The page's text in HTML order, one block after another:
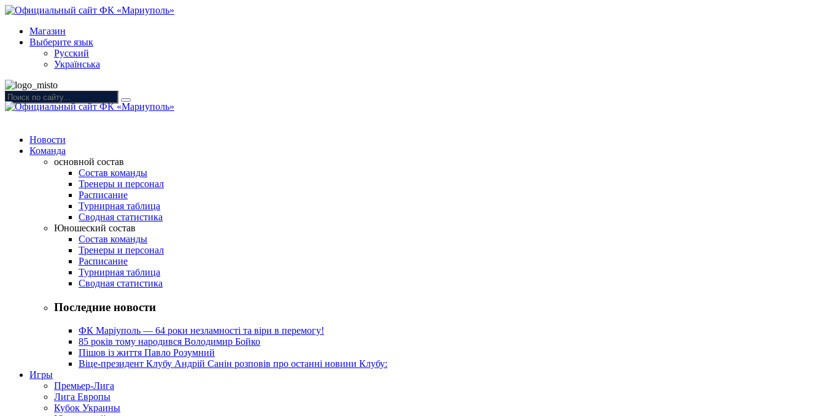
Магазин
Выберите язык
Русский
Українська
Новости
Команда
основной состав
Состав команды
Тренеры и персонал
Расписание
Турнирная таблица
Сводная статистика
Юношеский состав
Состав команды
Тренеры и персонал
Расписание
Турнирная таблица
Сводная статистика
Последние новости
ФК Маріуполь — 64 роки незламності та віри в перемогу!
85 років тому народився Володимир Бойко
Пішов із життя Павло Розумний
Віце-президент Клубу Андрій Санін розповів про останні новини Клубу:
Игры
Премьер-Лига
Лига Европы
Кубок Украины